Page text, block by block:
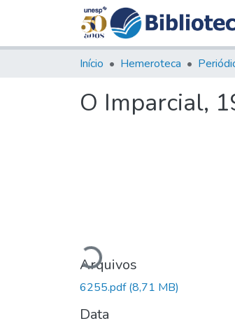
Início Hemeroteca
O Imparcial,
Carregando...
Arquivos
6255.pdf(8,71 MB)
Data